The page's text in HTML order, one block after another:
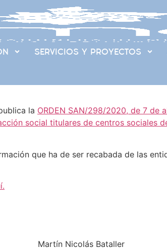
SERVICIOS Y PROYECTOS
la ORDEN SAN/298/2020, de 7 de
social titulares de centros sociales
que ha de ser recabada de las
Martín Nicolás Bataller